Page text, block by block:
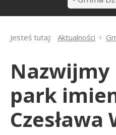
Jesteś tutaj: Aktualności
Nazwijmy
park